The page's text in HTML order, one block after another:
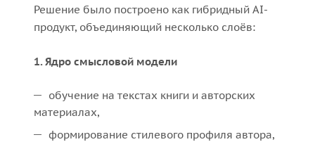
Решение было построено как гибридный AI-
продукт, объединяющий несколько слоёв:
1. Ядро смысловой модели
обучение на текстах книги и авторских
материалах,
формирование стилевого профиля автора,